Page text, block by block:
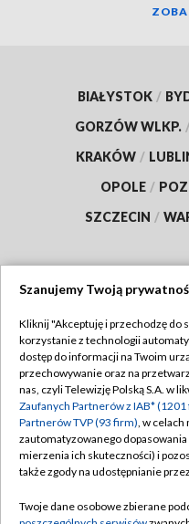
BIAŁYSTOK /
GORZÓW WLKP.
KRAKÓW /
OPOLE /
SZCZECIN /
Abonament TVP
Emisja w TVP
Centrum informacji TVP
Naziemna Telewizja
Rada Programowa
Szanujemy Twoją
Kliknij "Akceptuję i przechodzę do
korzystanie z technologii
dostęp do informacji na Twoim
przechowywanie oraz na
nas, czyli Telewizję Polską S.A. w
Zaufanych Partnerów z IAB*
Partnerów TVP (93 firm), w
zautomatyzowanego
mierzenia ich skuteczności) i
także zgody na udostępnianie
Twoje dane osobowe zbierane